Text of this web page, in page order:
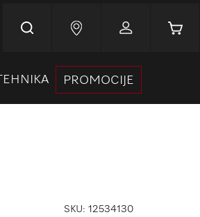
PROMOCIJE
SKU 12534130